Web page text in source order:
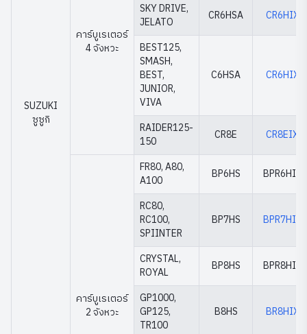
SUZUKI
ซูซูกิ
คาร์บูเรเตอร์
4 จังหวะ
SKY DRIVE,
JELATO
CR6HSA CR6HIX
BEST125,
SMASH,
BEST,
JUNIOR,
VIVA
C6HSA CR6HIX
RAIDER125-
150
CR8E CR8EIX
คาร์บูเรเตอร์
2 จังหวะ
FR80, A80,
A100
BP6HS BPR6HIX
RC80,
RC100,
SPIINTER
BP7HS BPR7HIX
CRYSTAL,
ROYAL
BP8HS BPR8HIX
GP1000,
GP125,
TR100
B8HS BR8HIX